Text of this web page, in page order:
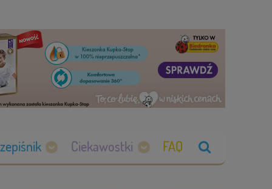
Ciekawostki FAQ